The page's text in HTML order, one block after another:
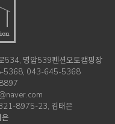
534, 명암539펜션오토캠핑장
5368, 043-645-5368
8975-23, 김태은